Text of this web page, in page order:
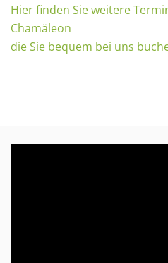
Hier finden Sie weitere
Chamäleon
die Sie bequem bei uns